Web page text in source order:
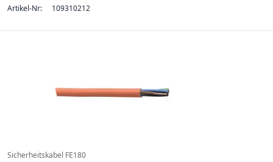
Artikel-Nr: 109310212
Sicherheitskabel FE180